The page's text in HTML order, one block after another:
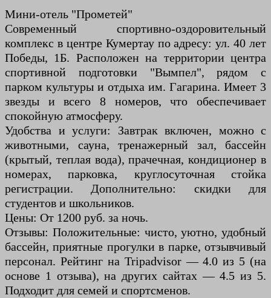
Мини-отель "Прометей"
Современный спортивно-оздоровительный
комплекс в центре Кумертау по адресу: ул. 40 лет
Победы, 1Б. Расположен на территории центра
спортивной подготовки "Вымпел", рядом с
парком культуры и отдыха им. Гагарина. Имеет 3
звезды и всего 8 номеров, что обеспечивает
спокойную атмосферу.
Удобства и услуги: Завтрак включен, можно с
животными, сауна, тренажерный зал, бассейн
(крытый, теплая вода), прачечная, кондиционер в
номерах, парковка, круглосуточная стойка
регистрации. Дополнительно: скидки для
студентов и школьников.
Цены: От 1200 руб. за ночь.
Отзывы: Положительные: чисто, уютно, удобный
бассейн, приятные прогулки в парке, отзывчивый
персонал. Рейтинг на Tripadvisor — 4.0 из 5 (на
основе 1 отзыва), на других сайтах — 4.5 из 5.
Подходит для семей и спортсменов.